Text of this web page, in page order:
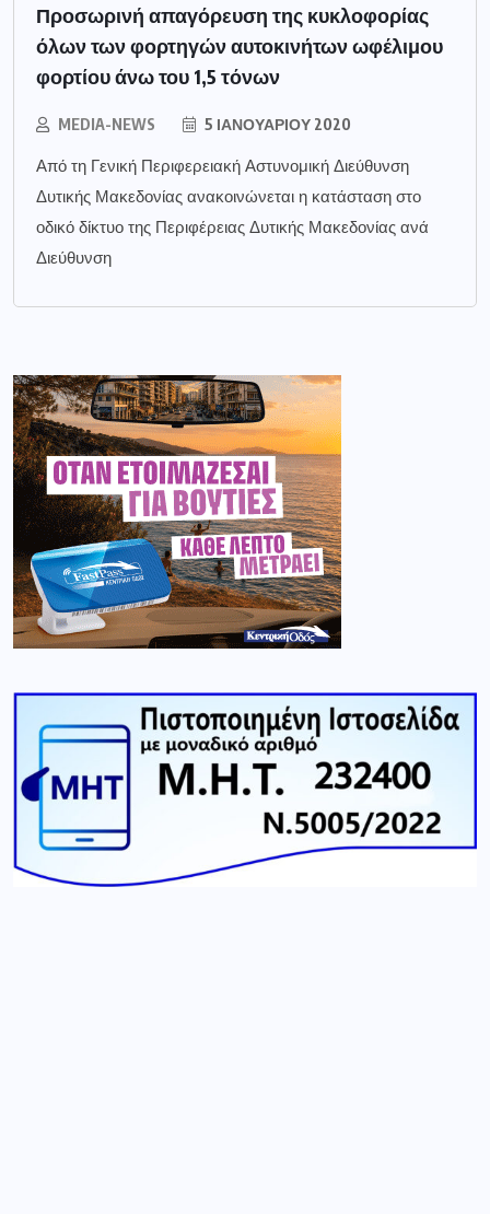
Προσωρινή απαγόρευση της κυκλοφορίας
όλων των φορτηγών αυτοκινήτων ωφέλιμου
φορτίου άνω του 1,5 τόνων
MEDIA-NEWS 5 ΙΑΝΟΥΑΡΊΟΥ 2020
Από τη Γενική Περιφερειακή Αστυνομική Διεύθυνση
Δυτικής Μακεδονίας ανακοινώνεται η κατάσταση στο
οδικό δίκτυο της Περιφέρειας Δυτικής Μακεδονίας ανά
Διεύθυνση